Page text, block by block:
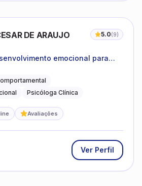
CESAR DE ARAUJO 5.0(9)
emocional para
Psicóloga Clínica
Avaliações
Ver Perfil